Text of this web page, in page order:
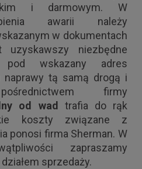
i darmowym. W
awarii należy
w dokumentach
uzyskawszy niezbędne
pod wskazany adres
naprawy tą samą drogą i
firmy
od wad
trafia do rąk
koszty związane z
ponosi firma Sherman. W
zapraszamy
sprzedaży.